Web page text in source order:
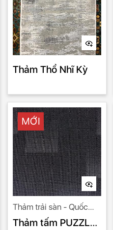
Thảm Thổ Nhĩ Kỳ
MỚI
Thảm trải sàn - Quốc
Minh nhà nhập khẩu uy
Thảm tấm PUZZLE